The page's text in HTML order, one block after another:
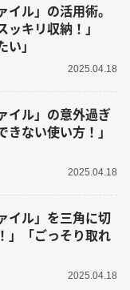
ル」の活用術。
ッキリ収納！」
」
2025.04.18
イル」の意外過ぎ
ない使い方！」
2025.04.18
イル」を三角に切
」「ごっそり取れ
2025.04.18